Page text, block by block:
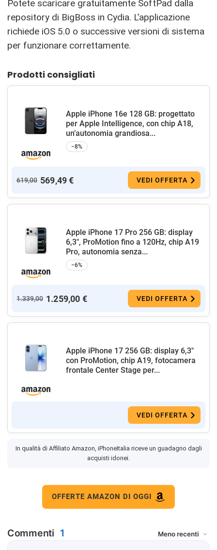
Potete scaricare gratuitamente SoftPad dalla
repository di BigBoss in Cydia. L’applicazione
richiede iOS 5.0 o successive versioni di sistema
per funzionare correttamente.
Prodotti consigliati
Apple iPhone 16e 128 GB: progettato
per Apple Intelligence, con chip A18,
un’autonomia grandiosa...
−8%
619,00 569,49 € VEDI OFFERTA
Apple iPhone 17 Pro 256 GB: display
6,3", ProMotion fino a 120Hz, chip A19
Pro, autonomia senza...
−6%
1.339,00 1.259,00 € VEDI OFFERTA
Apple iPhone 17 256 GB: display 6,3"
con ProMotion, chip A19, fotocamera
frontale Center Stage per...
VEDI OFFERTA
In qualità di Affiliato Amazon, iPhoneItalia riceve un guadagno dagli
acquisti idonei.
OFFERTE AMAZON DI OGGI
Commenti 1